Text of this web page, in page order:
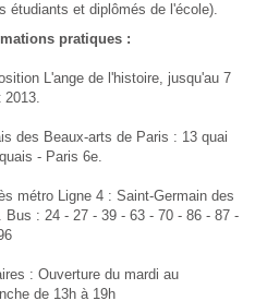
étudiants et diplômés de l'école).
pratiques :
L'ange de l'histoire, jusqu'au 7
2013.
des Beaux-arts de Paris : 13 quai
- Paris 6e.
métro Ligne 4 : Saint-Germain des
Bus : 24 - 27 - 39 - 63 - 70 - 86 - 87 -
: Ouverture du mardi au
de 13h à 19h